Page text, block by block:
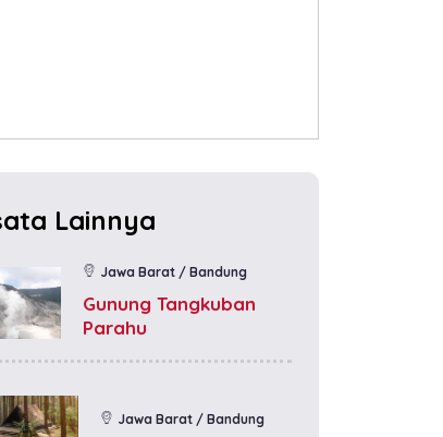
Lainnya
Jawa Barat / Bandung
Gunung Tangkuban
Parahu
Jawa Barat / Bandung